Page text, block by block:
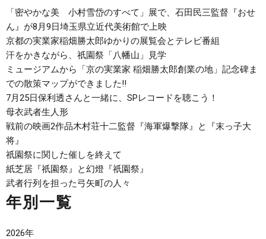
「密やかな美 小村雪岱のすべて」展で、石田民三監督『おせ
ん』が8月9日埼玉県立近代美術館で上映
京都の実業家稲畑勝太郎ゆかりの展覧会とテレビ番組
汗をかきながら、祇園祭「八幡山」見学
ミュージアムから「京の実業家 稲畑勝太郎創業の地」記念碑ま
での散策マップができました‼
7月25日保利透さんと一緒に、SPレコードを聴こう！
母衣武者生人形
戦前の映画2作品木村荘十二監督『海軍爆撃隊』と『末っ子大
将』
祇園祭に関した催しを終えて
紙芝居『祇園祭』と幻燈『祇園祭』
武者行列を担った弓矢町の人々
年別一覧
2026年